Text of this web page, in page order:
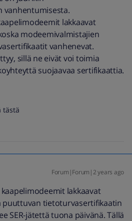
lakkaavat
modeemivalmistajien
vanhenevat.
sillä ne eivät voi toimia
suojaavaa sertifikaattia.
tästä
Forum|Forum|2 years ago
lakkaavat
puuttuvan tietoturvasertifikaatin
SER-jätettä tuona päivänä. Tällä